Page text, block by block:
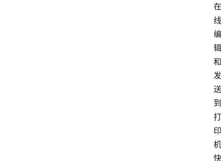
在
线
编
辑
和
发
送
到
打
印
机
快